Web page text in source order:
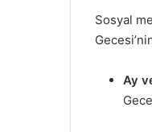
Sosyal
Ay